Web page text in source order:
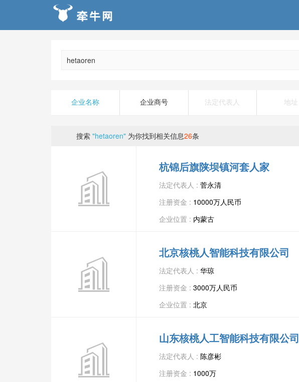
企业名称 企业商号 法定代表人 地址
搜索 "hetaoren" 为你找到相关信息26条
杭锦后旗陕坝镇河套人家
法定代表人 : 菅永清
注册资金 : 10000万人民币
企业位置 : 内蒙古
北京核桃人智能科技有限公司
法定代表人 : 华琼
注册资金 : 3000万人民币
企业位置 : 北京
山东核桃人工智能科技有限公司
法定代表人 : 陈彦彬
注册资金 : 1000万